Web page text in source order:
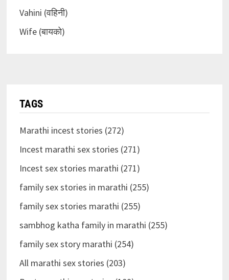
Vahini (वहिनी)
Wife (बायको)
TAGS
Marathi incest stories (272)
Incest marathi sex stories (271)
Incest sex stories marathi (271)
family sex stories in marathi (255)
family sex stories marathi (255)
sambhog katha family in marathi (255)
family sex story marathi (254)
All marathi sex stories (203)